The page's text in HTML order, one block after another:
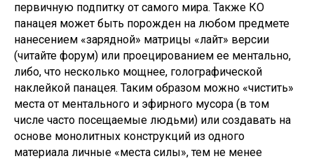
первичную подпитку от самого мира. Также КО
панацея может быть порожден на любом предмете
нанесением «зарядной» матрицы «лайт» версии
(читайте форум) или проецированием ее ментально,
либо, что несколько мощнее, голографической
наклейкой панацея. Таким образом можно «чистить»
места от ментального и эфирного мусора (в том
числе часто посещаемые людьми) или создавать на
основе монолитных конструкций из одного
материала личные «места силы», тем не менее